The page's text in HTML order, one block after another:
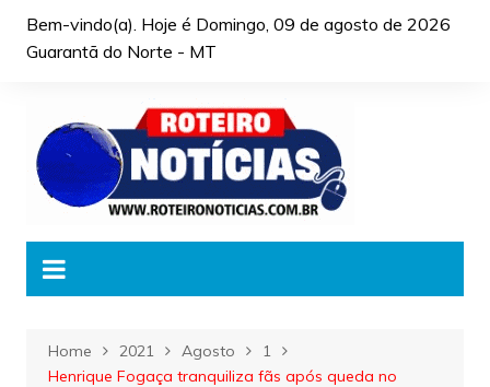
Bem-vindo(a). Hoje é Domingo, 09 de agosto de 2026
Guarantã do Norte - MT
Home 2021 Agosto
1
Henrique Fogaça tranquiliza fãs após queda no